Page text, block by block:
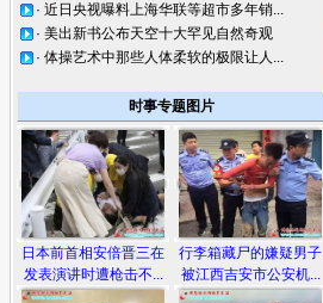
· 近日央视曝料上海华联等超市多年销...
· 美出新书公布天空十大罕见自然奇观
· 体操艺术中那些人体柔软的极限让人...
时事专题图片
日本前首相安倍晋三在
发表演讲时遭枪击不...
行李箱藏尸的嫌疑男子
被江西吉安市公安机...